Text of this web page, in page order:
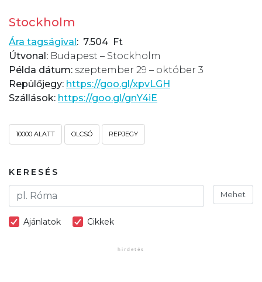
Stockholm
Ára tagságival: 7.504 Ft
Útvonal: Budapest – Stockholm
Példa dátum: szeptember 29 – október 3
Repülőjegy: https://goo.gl/xpvLGH
Szállások: https://goo.gl/gnY4iE
10000 ALATT OLCSÓ REPJEGY
KERESÉS
Mehet
Ajánlatok Cikkek